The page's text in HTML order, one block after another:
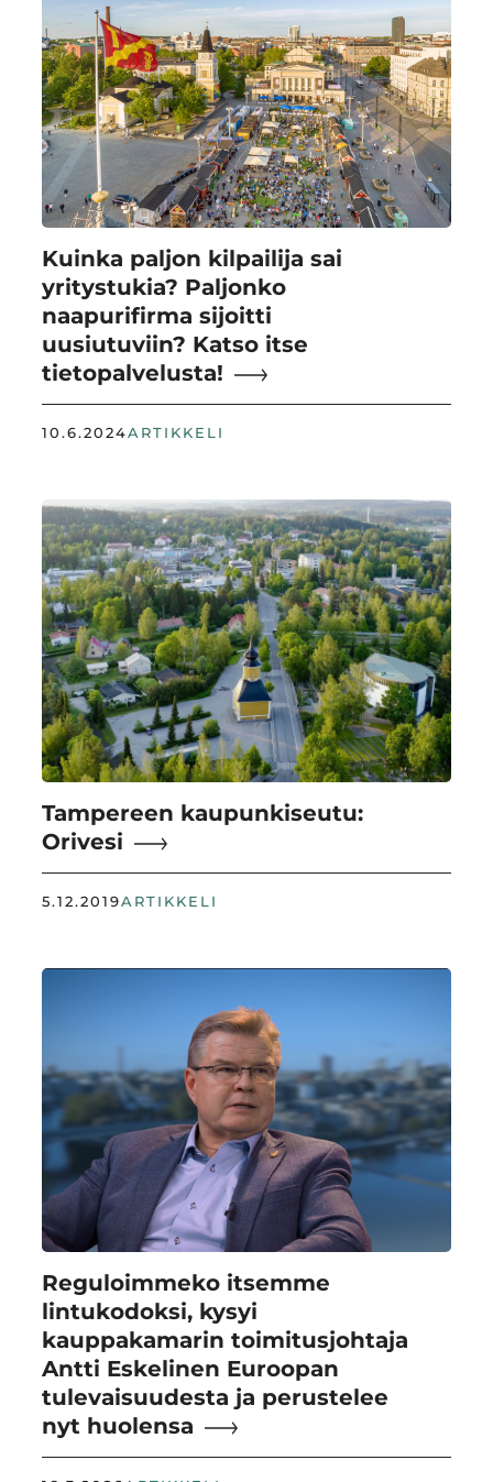
Kuinka paljon kilpailija sai
yritystukia? Paljonko
naapurifirma sijoitti
uusiutuviin? Katso itse
tietopalvelusta!
10.6.2024ARTIKKELI
Tampereen kaupunkiseutu:
Orivesi
5.12.2019ARTIKKELI
Reguloimmeko itsemme
lintukodoksi, kysyi
kauppakamarin toimitusjohtaja
Antti Eskelinen Euroopan
tulevaisuudesta ja perustelee
nyt huolensa